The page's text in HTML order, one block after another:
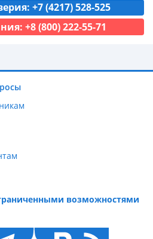
+7 (4217) 528-525
+8 (800) 222-55-71
возможностями